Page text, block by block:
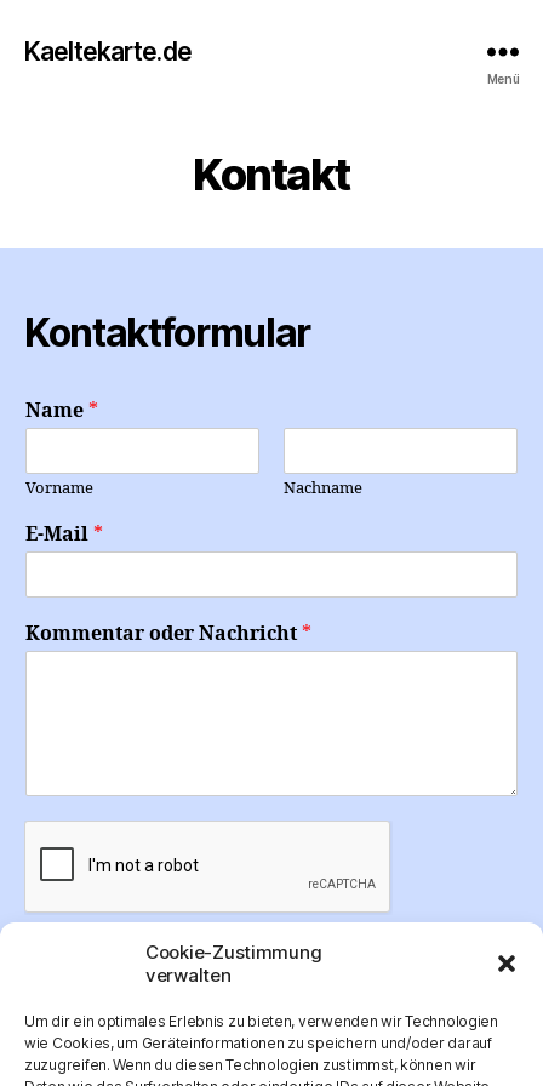
Cookie-Zustimmung
verwalten
Um dir ein optimales Erlebnis zu bieten, verwenden wir Technologien
wie Cookies, um Geräteinformationen zu speichern und/oder darauf
zuzugreifen. Wenn du diesen Technologien zustimmst, können wir
Kaeltekarte.de
Menü
Kontakt
Kontaktformular
Name *
Vorname Nachname
E-Mail *
Kommentar oder Nachricht *
Absenden